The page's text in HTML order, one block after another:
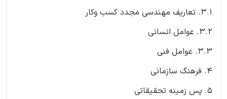
3.1. تعاریف مهندسی مجدد کسب وکار
3.2. عوامل انسانی
3.3. عوامل فنی
4. فرهنگ سازمانی
5. پس زمینه تحقیقاتی